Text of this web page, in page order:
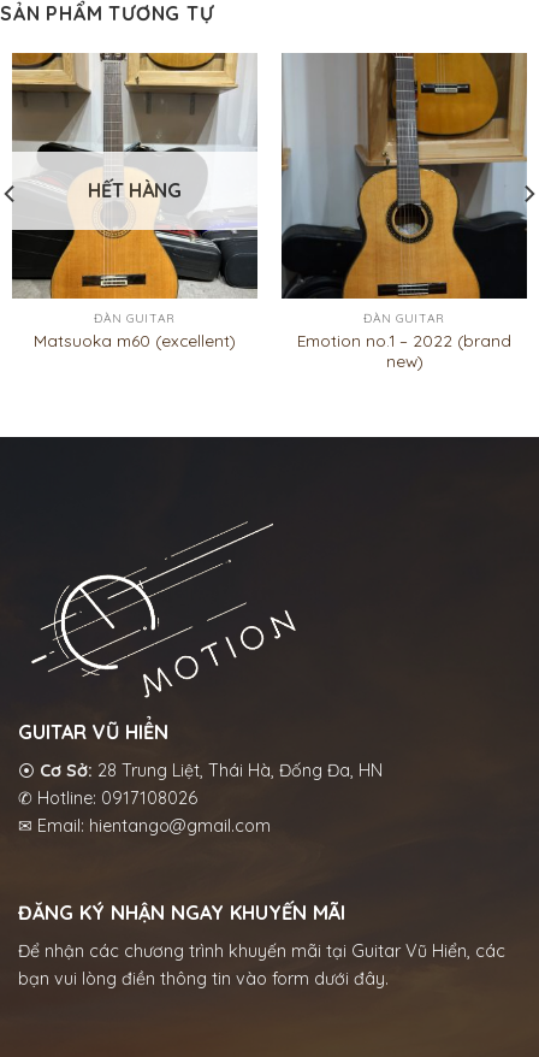
SẢN PHẨM TƯƠNG TỰ
HẾT HÀNG
ĐÀN GUITAR
Matsuoka m60 (excellent)
ĐÀN GUITAR
Emotion no.1 – 2022 (brand
new)
GUITAR VŨ HIỂN
⦿ Cơ Sở: 28 Trung Liệt, Thái Hà, Đống Đa, HN
✆ Hotline: 0917108026
✉ Email: hientango@gmail.com
ĐĂNG KÝ NHẬN NGAY KHUYẾN MÃI
Để nhận các chương trình khuyến mãi tại Guitar Vũ Hiển, các
bạn vui lòng điền thông tin vào form dưới đây.